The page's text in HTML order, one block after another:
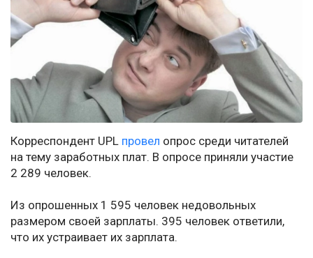
Корреспондент UPL провел опрос среди читателей
на тему заработных плат. В опросе приняли участие
2 289 человек.
Из опрошенных 1 595 человек недовольных
размером своей зарплаты. 395 человек ответили,
что их устраивает их зарплата.